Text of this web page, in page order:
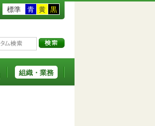
標準 青 黄 黒
組織・業務